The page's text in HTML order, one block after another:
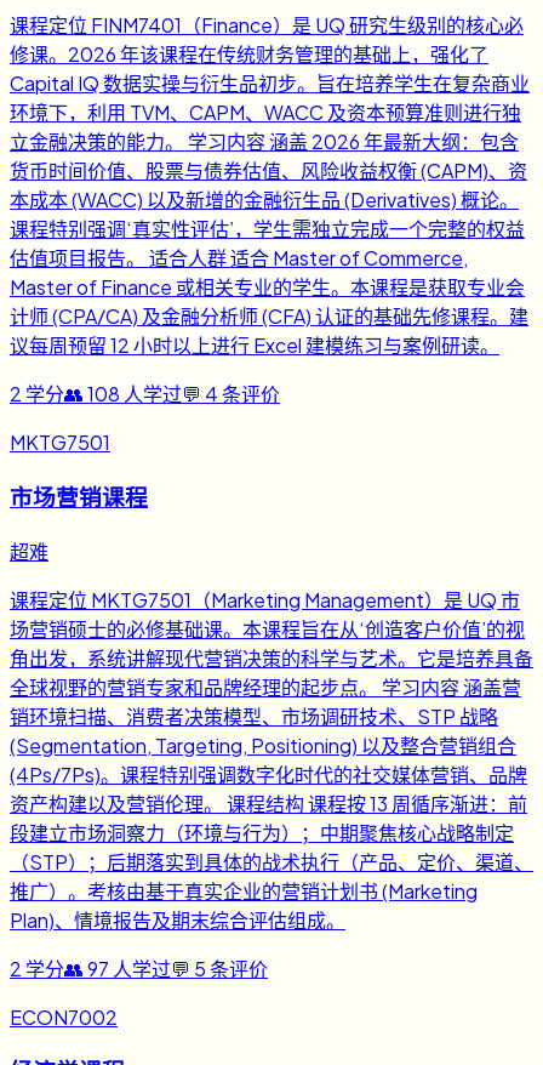
课程定位 FINM7401（Finance）是 UQ 研究生级别的核心必
修课。2026 年该课程在传统财务管理的基础上，强化了
Capital IQ 数据实操与衍生品初步。旨在培养学生在复杂商业
环境下，利用 TVM、CAPM、WACC 及资本预算准则进行独
立金融决策的能力。 学习内容 涵盖 2026 年最新大纲：包含
货币时间价值、股票与债券估值、风险收益权衡 (CAPM)、资
本成本 (WACC) 以及新增的金融衍生品 (Derivatives) 概论。
课程特别强调‘真实性评估’，学生需独立完成一个完整的权益
估值项目报告。 适合人群 适合 Master of Commerce,
Master of Finance 或相关专业的学生。本课程是获取专业会
计师 (CPA/CA) 及金融分析师 (CFA) 认证的基础先修课程。建
议每周预留 12 小时以上进行 Excel 建模练习与案例研读。
2 学分👥108 人学过💬 4条评价
MKTG7501
市场营销课程
超难
课程定位 MKTG7501（Marketing Management）是 UQ 市
场营销硕士的必修基础课。本课程旨在从‘创造客户价值’的视
角出发，系统讲解现代营销决策的科学与艺术。它是培养具备
全球视野的营销专家和品牌经理的起步点。 学习内容 涵盖营
销环境扫描、消费者决策模型、市场调研技术、STP 战略
(Segmentation, Targeting, Positioning) 以及整合营销组合
(4Ps/7Ps)。课程特别强调数字化时代的社交媒体营销、品牌
资产构建以及营销伦理。 课程结构 课程按 13 周循序渐进：前
段建立市场洞察力（环境与行为）；中期聚焦核心战略制定
（STP）；后期落实到具体的战术执行（产品、定价、渠道、
推广）。考核由基于真实企业的营销计划书 (Marketing
Plan)、情境报告及期末综合评估组成。
2 学分👥97 人学过💬 5条评价
ECON7002